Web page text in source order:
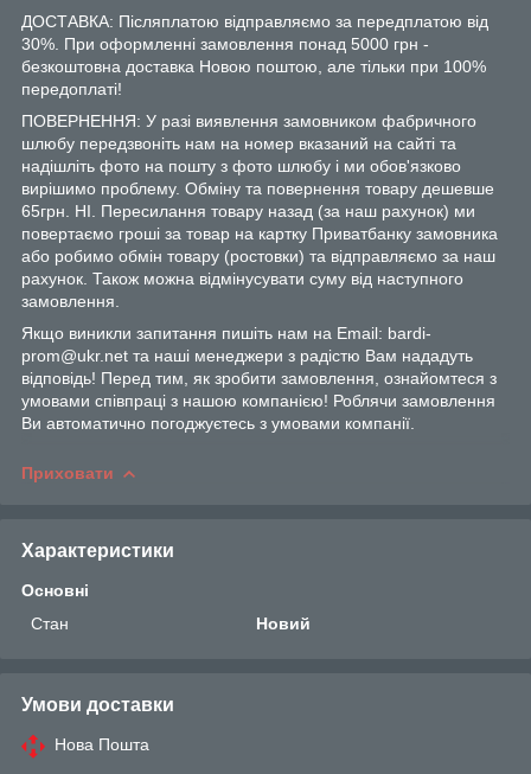
ДОСТАВКА: Післяплатою відправляємо за передплатою від
30%. При оформленні замовлення понад 5000 грн -
безкоштовна доставка Новою поштою, але тільки при 100%
передоплаті!
ПОВЕРНЕННЯ: У разі виявлення замовником фабричного
шлюбу передзвоніть нам на номер вказаний на сайті та
надішліть фото на пошту з фото шлюбу і ми обов'язково
вирішимо проблему. Обміну та повернення товару дешевше
65грн. НІ. Пересилання товару назад (за наш рахунок) ми
повертаємо гроші за товар на картку Приватбанку замовника
або робимо обмін товару (ростовки) та відправляємо за наш
рахунок. Також можна відмінусувати суму від наступного
замовлення.
Якщо виникли запитання пишіть нам на Email: bardi-
prom@ukr.net та наші менеджери з радістю Вам нададуть
відповідь! Перед тим, як зробити замовлення, ознайомтеся з
умовами співпраці з нашою компанією! Роблячи замовлення
Ви автоматично погоджуєтесь з умовами компанії.
Приховати
Характеристики
Основні
Стан
Новий
Умови доставки
Нова Пошта